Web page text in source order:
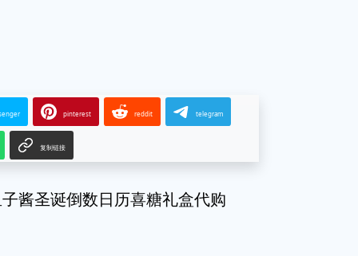
pinterest reddit telegram
复制链接
酱圣诞倒数日历喜糖礼盒代购